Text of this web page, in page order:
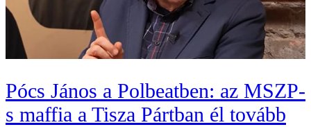
Pócs János a Polbeatben: az MSZP-
s maffia a Tisza Pártban él tovább